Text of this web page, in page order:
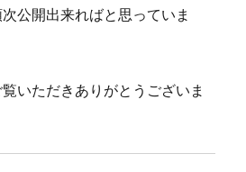
公開出来ればと思っていま
いただきありがとうございま